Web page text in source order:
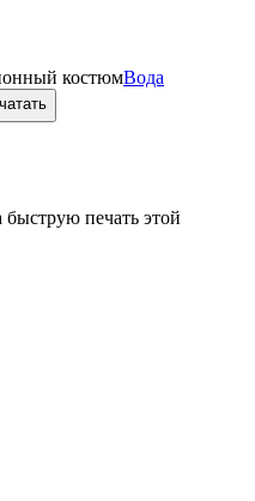
костюмВода
печать этой